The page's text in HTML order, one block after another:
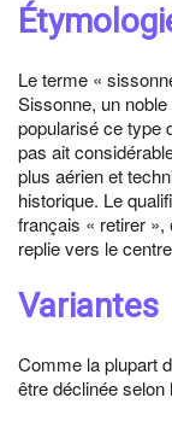
Le terme «
Sissonne, un
popularisé ce type
pas ait
plus aérien et
historique. Le
français « retirer
replie vers le
Variantes
Comme la plupart
être déclinée selon